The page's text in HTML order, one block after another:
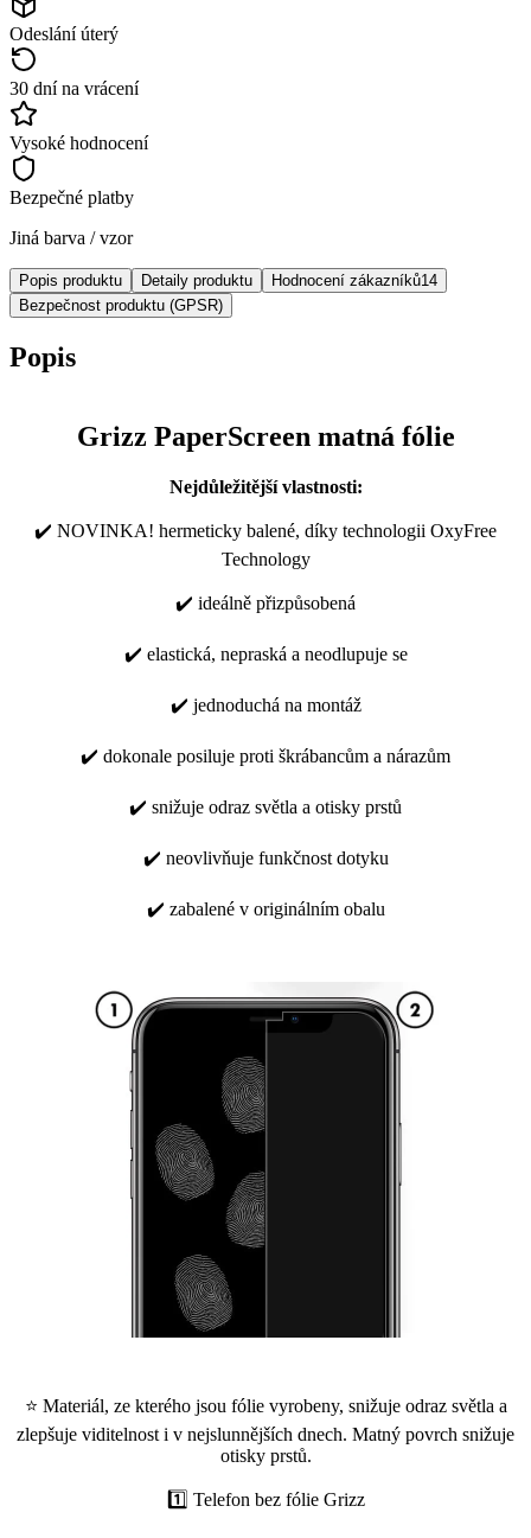
Odeslání úterý
30 dní na vrácení
Vysoké hodnocení
Bezpečné platby
Jiná barva / vzor
Popis produktu Detaily produktu Hodnocení zákazníků14
Bezpečnost produktu (GPSR)
Popis
Grizz PaperScreen matná fólie
Nejdůležitější vlastnosti:
✔️ NOVINKA! hermeticky balené, díky technologii OxyFree
Technology
✔️ ideálně přizpůsobená
✔️ elastická, nepraská a neodlupuje se
✔️ jednoduchá na montáž
✔️ dokonale posiluje proti škrábancům a nárazům
✔️ snižuje odraz světla a otisky prstů
✔️ neovlivňuje funkčnost dotyku
✔️ zabalené v originálním obalu
⭐ Materiál, ze kterého jsou fólie vyrobeny, snižuje odraz světla a
zlepšuje viditelnost i v nejslunnějších dnech. Matný povrch snižuje
otisky prstů.
1️⃣ Telefon bez fólie Grizz